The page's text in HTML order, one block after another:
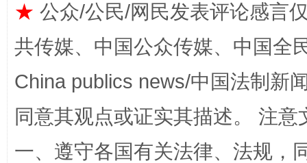
阿坝州三大球赛在茂县开幕 规模
★ 公众/公民/网民发表评论感言
共传媒、中国公众传媒、中国全
China publics news/中国法制新
同意其观点或证实其描述。 注
一、遵守各国有关法律、法规，